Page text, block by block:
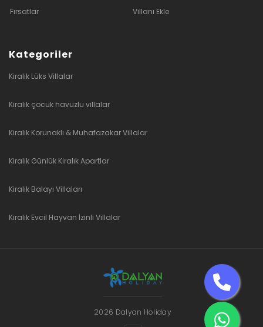
Fırsatlar Villanı Ekle
Kategoriler
Kiralık Lüks Villalar
Kiralık çocuk havuzlu villalar
Kiralık Korunaklı & Muhafazakar Villalar
Kiralık Günlük Kiralık Apartlar
Kiralık Balayı Villaları
Kiralık Evcil Hayvan İzinli Villalar
2026 Dalyan Holiday